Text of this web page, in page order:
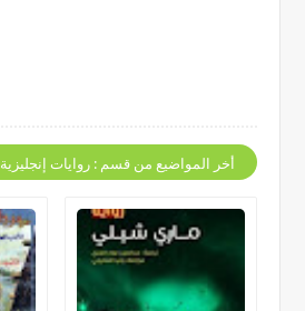
أخر المواضيع من قسم : روايات إنجليزية